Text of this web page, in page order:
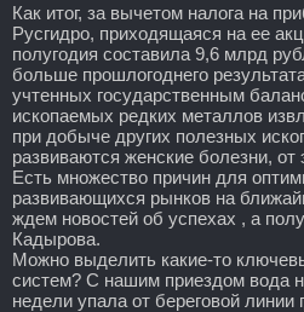
Как итог, за вычетом налога на
Русгидро, приходящаяся на ее
полугодия составила 9,6 млрд
больше прошлогоднего
учтенных государственным
ископаемых редких металлов
при добыче других полезных
развиваются женские болезни, от
Есть множество причин для
развивающихся рынков на
ждем новостей об успехах , а
Кадырова.
Можно выделить какие-то
систем? С нашим приездом вода
недели упала от береговой линии